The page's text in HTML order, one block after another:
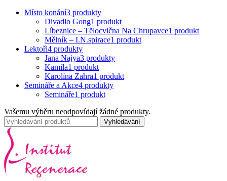
Místo konání3 produkty
Divadlo Gong1 produkt
Líbeznice – Tělocvična Na Chrupavce1 produkt
Mělník – I.N.spirace1 produkt
Lektoři4 produkty
Jana Najya3 produkty
Kamila1 produkt
Karolína Zahra1 produkt
Semináře a Akce4 produkty
Semináře1 produkt
Vašemu výběru neodpovídají žádné produkty.
Vyhledávání